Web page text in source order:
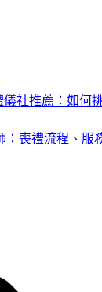
儀社推薦：如何
：喪禮流程、服